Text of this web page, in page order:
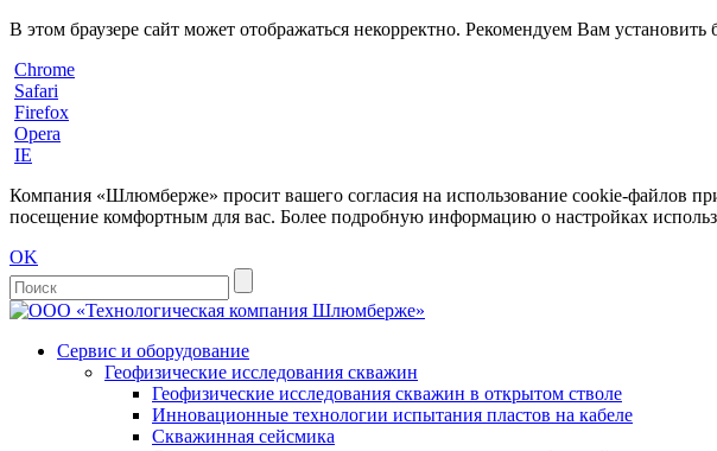
В этом браузере сайт может отображаться некорректно. Рекомендуем Вам установить
Chrome
Safari
Firefox
Opera
IE
Компания «Шлюмберже» просит вашего согласия на использование cookie-файлов
посещение комфортным для вас. Более подробную информацию о настройках
OK
Сервис и оборудование
Геофизические исследования скважин
Геофизические исследования скважин в открытом стволе
Инновационные технологии испытания пластов на кабеле
Скважинная сейсмика